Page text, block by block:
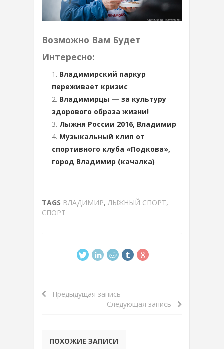
Возможно Вам Будет
Интересно:
Владимирский паркур
переживает кризис
Владимирцы — за культуру
здорового образа жизни!
Лыжня России 2016, Владимир
Музыкальный клип от
спортивного клуба «Подкова»,
город Владимир (качалка)
TAGS ВЛАДИМИР,ЛЫЖНЫЙ СПОРТ,
СПОРТ
Предыдущая запись
Следующая запись
ПОХОЖИЕ ЗАПИСИ